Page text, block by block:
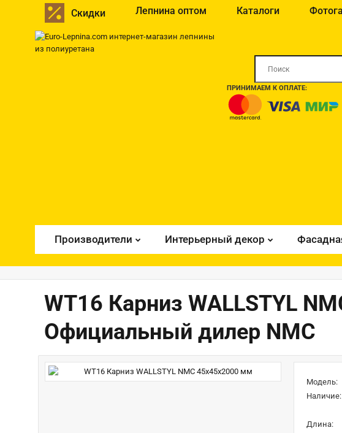
Скидки Лепнина оптом Каталоги
ПРИНИМАЕМ К ОПЛАТЕ:
Производители Интерьерный декор
WT16 Карниз WALLSTYL
Официальный дилер NMC
Модель:
Наличие:
Длина: